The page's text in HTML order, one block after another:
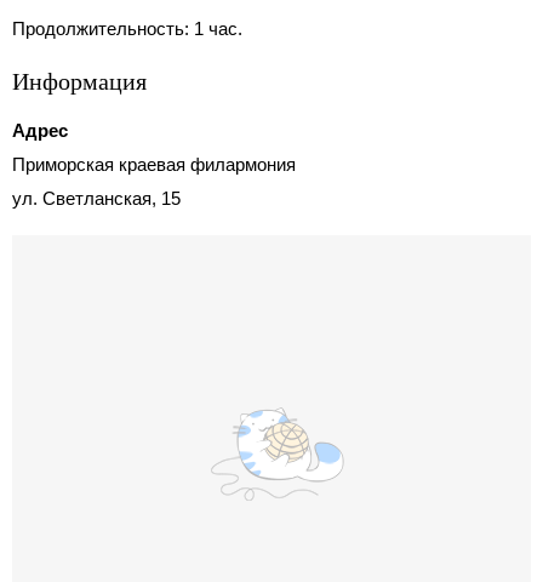
Продолжительность: 1 час.
Информация
Адрес
Приморская краевая филармония
ул. Светланская, 15